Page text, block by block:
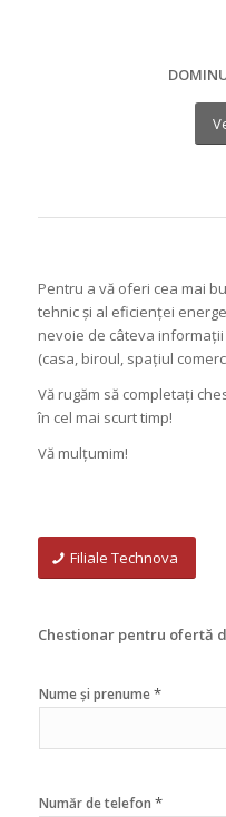
Pentru a vă oferi cea mai
tehnic și al eficienței
nevoie de câteva
(casa, biroul, spațiul
Vă rugăm să completați
în cel mai scurt timp!
Vă mulțumim!
Filiale Technova
Chestionar pentru ofertă
Nume și prenume*
Număr de telefon *